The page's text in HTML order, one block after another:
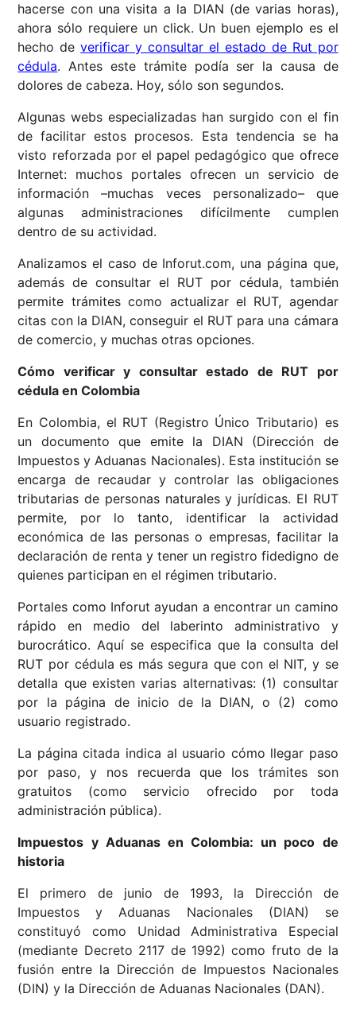
hacerse con una visita a la DIAN (de varias horas),
ahora sólo requiere un click. Un buen ejemplo es el
hecho deverificar y consultar el estado de Rut por
cédula. Antes este trámite podía ser la causa de
dolores de cabeza. Hoy, sólo son segundos.
Algunas webs especializadas han surgido con el fin
de facilitar estos procesos. Esta tendencia se ha
visto reforzada por el papel pedagógico que ofrece
Internet: muchos portales ofrecen un servicio de
información –muchas veces personalizado– que
algunas administraciones difícilmente cumplen
dentro de su actividad.
Analizamos el caso de Inforut.com, una página que,
además de consultar el RUT por cédula, también
permite trámites como actualizar el RUT, agendar
citas con la DIAN, conseguir el RUT para una cámara
de comercio, y muchas otras opciones.
Cómo verificar y consultar estado de RUT por
cédula en Colombia
En Colombia, el RUT (Registro Único Tributario) es
un documento que emite la DIAN (Dirección de
Impuestos y Aduanas Nacionales). Esta institución se
encarga de recaudar y controlar las obligaciones
tributarias de personas naturales y jurídicas. El RUT
permite, por lo tanto, identificar la actividad
económica de las personas o empresas, facilitar la
declaración de renta y tener un registro fidedigno de
quienes participan en el régimen tributario.
Portales como Inforut ayudan a encontrar un camino
rápido en medio del laberinto administrativo y
burocrático. Aquí se especifica que la consulta del
RUT por cédula es más segura que con el NIT, y se
detalla que existen varias alternativas: (1) consultar
por la página de inicio de la DIAN, o (2) como
usuario registrado.
La página citada indica al usuario cómo llegar paso
por paso, y nos recuerda que los trámites son
gratuitos (como servicio ofrecido por toda
administración pública).
Impuestos y Aduanas en Colombia: un poco de
historia
El primero de junio de 1993, la Dirección de
Impuestos y Aduanas Nacionales (DIAN) se
constituyó como Unidad Administrativa Especial
(mediante Decreto 2117 de 1992) como fruto de la
fusión entre la Dirección de Impuestos Nacionales
(DIN) y la Dirección de Aduanas Nacionales (DAN).